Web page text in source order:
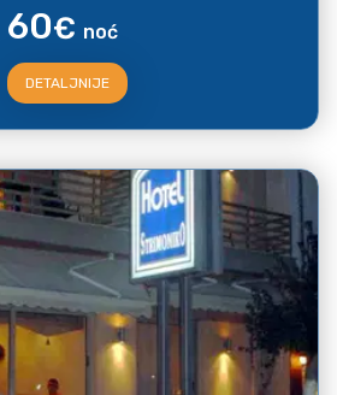
60€ noć
DETALJNIJE